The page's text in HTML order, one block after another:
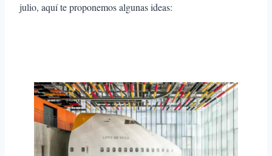
julio, aquí te proponemos algunas ideas: